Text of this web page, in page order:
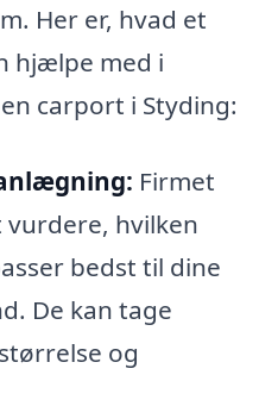
Her er, hvad et
hjælpe med i
carport i Styding:
Firmet
hvilken
bedst til dine
De kan tage
og